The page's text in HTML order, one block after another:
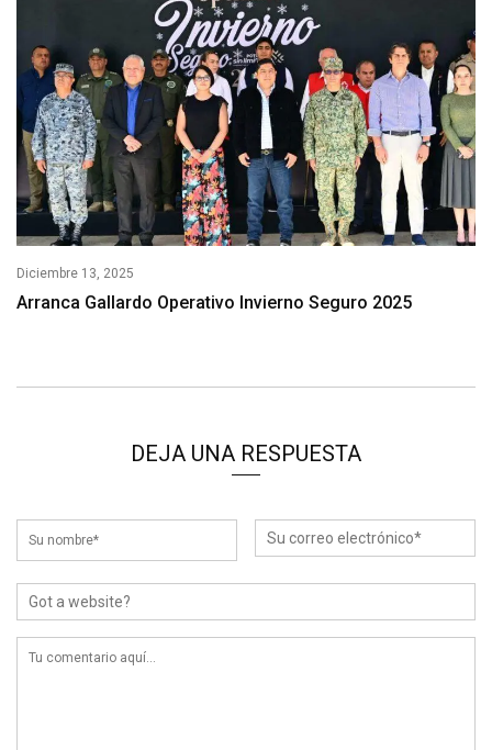
Diciembre 13, 2025
Arranca Gallardo Operativo Invierno Seguro 2025
DEJA UNA RESPUESTA